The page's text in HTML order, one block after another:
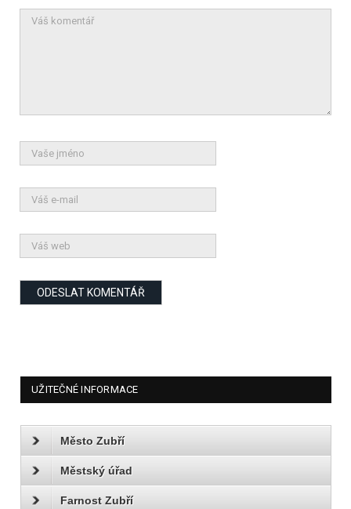
UŽITEČNÉ INFORMACE
Město Zubří
Městský úřad
Farnost Zubří